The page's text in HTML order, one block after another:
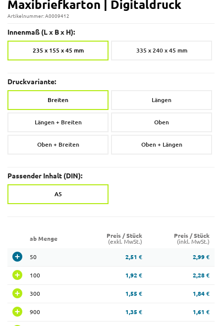
Maxibriefkarton | Digitaldruck
Artikelnummer: A0009412
Innenmaß (L x B x H):
235 x 155 x 45 mm 335 x 240 x 45 mm
Druckvariante:
Breiten Längen
Längen + Breiten Oben
Oben + Breiten Oben + Längen
Passender Inhalt (DIN):
A5
ab Menge
Preis / Stück
(exkl. MwSt.)
Preis / Stück
(inkl. MwSt.)
50 2,51 € 2,99 €
100 1,92 € 2,28 €
300 1,55 € 1,84 €
900 1,35 € 1,61 €